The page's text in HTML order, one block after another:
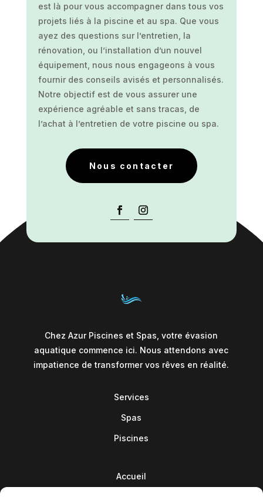
est là pour vous accompagner dans tous vos
projets liés à la piscine et au spa. Que vous
ayez des questions sur l’entretien, la
rénovation, ou l’installation d’un nouvel
équipement, nous nous engageons à vous
fournir des conseils avisés et personnalisés.
Notre objectif est de vous assurer une
expérience agréable et sans tracas, de
l’achat à l’entretien de votre piscine ou spa.
Nous contacter
Chez Azur Piscines et Spas, votre évasion
aquatique commence ici. Nous attendons avec
impatience de transformer vos rêves en réalité.
Services
Spas
Piscines
Accueil